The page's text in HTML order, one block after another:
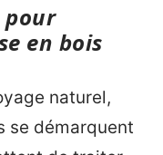
pour
en bois
naturel,
se démarquent